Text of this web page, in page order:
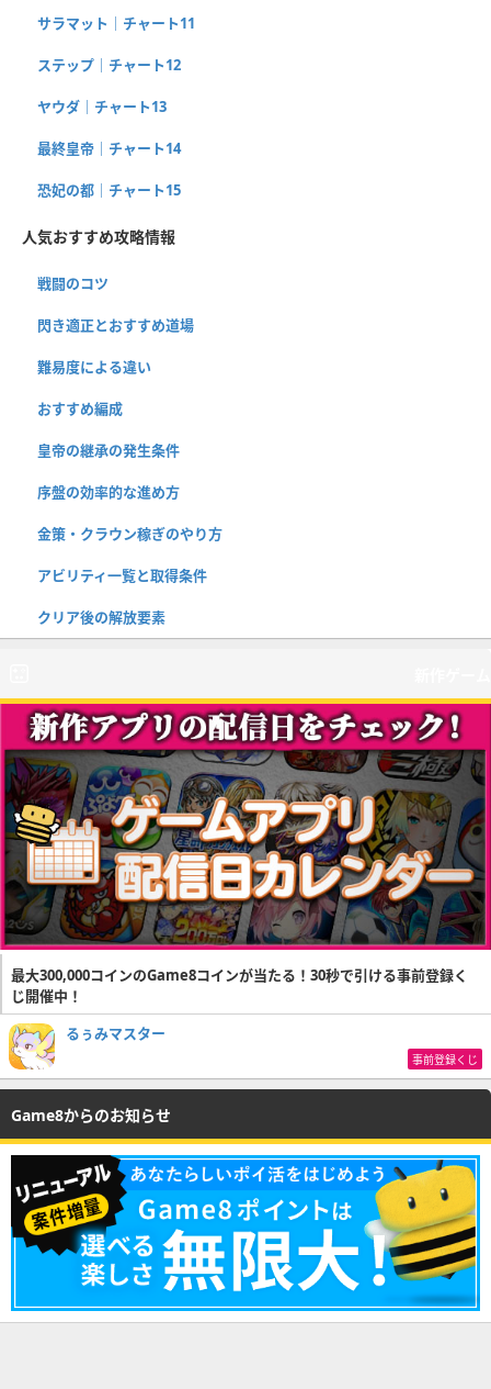
サラマット｜チャート11
ステップ｜チャート12
ヤウダ｜チャート13
最終皇帝｜チャート14
恐妃の都｜チャート15
人気おすすめ攻略情報
戦闘のコツ
閃き適正とおすすめ道場
難易度による違い
おすすめ編成
皇帝の継承の発生条件
序盤の効率的な進め方
金策・クラウン稼ぎのやり方
アビリティ一覧と取得条件
クリア後の解放要素
最大300,000コインのGame8コインが当たる！30秒で引ける事前登録く
じ開催中！
るぅみマスター
事前登録くじ
Game8からのお知らせ